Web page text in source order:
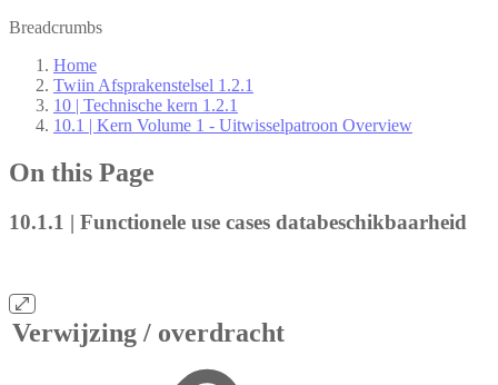
Breadcrumbs
Home
Twiin Afsprakenstelsel 1.2.1
10 | Technische kern 1.2.1
10.1 | Kern Volume 1 - Uitwisselpatroon Overview
On this Page
10.1.1 | Functionele use cases databeschikbaarheid
Verwijzing / overdracht